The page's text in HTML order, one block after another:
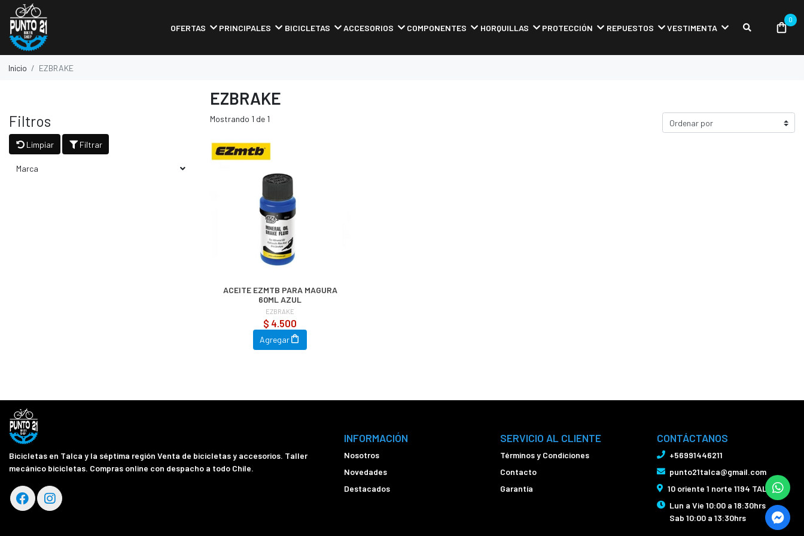
OFERTAS PRINCIPALES BICICLETAS ACCESORIOS COMPONENTES HORQUILLAS PROTECCIÓN REPUESTOS VESTIMENTA
0
Inicio EZBRAKE
EZBRAKE
Filtros
Limpiar Filtrar
Marca
Mostrando 1 de 1
ACEITE EZMTB PARA MAGURA
60ML AZUL
EZBRAKE
$ 4.500
Agregar
Bicicletas en Talca y la séptima región Venta de bicicletas y accesorios. Taller
mecánico bicicletas. Compras online con despacho a todo Chile.
INFORMACIÓN
Nosotros
Novedades
Destacados
SERVICIO AL CLIENTE
Términos y Condiciones
Contacto
Garantía
CONTÁCTANOS
+56991446211
punto21talca@gmail.com
10 oriente 1 norte 1194 TALCA
Lun a Vie 10:00 a 18:30hrs
Sab 10:00 a 13:30hrs